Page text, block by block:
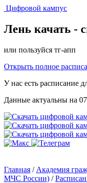
Цифровой кампус
Лень качать -
или пользуйся тг-апп
Открыть полное
У нас есть расписание
Данные актуальны на
Главная / Академия
МЧС России) /